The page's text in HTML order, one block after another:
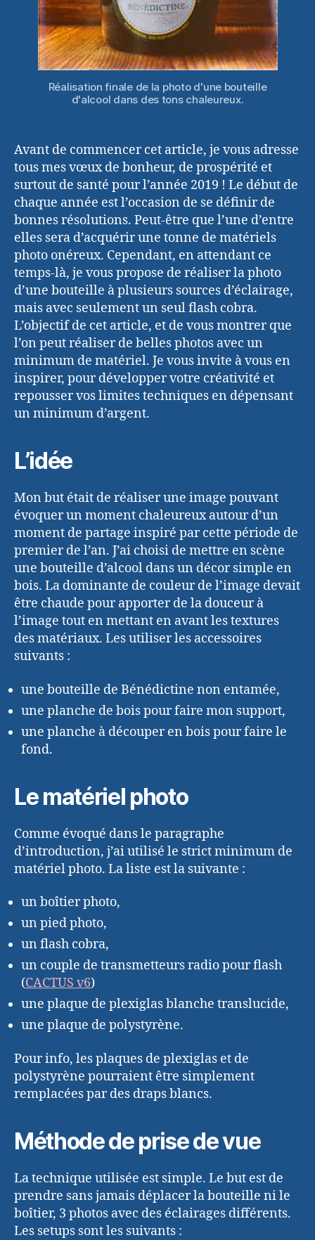
Réalisation finale de la photo d'une bouteille
d'alcool dans des tons chaleureux.
Avant de commencer cet article, je vous adresse
tous mes vœux de bonheur, de prospérité et
surtout de santé pour l’année 2019 ! Le début de
chaque année est l’occasion de se définir de
bonnes résolutions. Peut-être que l’une d’entre
elles sera d’acquérir une tonne de matériels
photo onéreux. Cependant, en attendant ce
temps-là, je vous propose de réaliser la photo
d’une bouteille à plusieurs sources d’éclairage,
mais avec seulement un seul flash cobra.
L’objectif de cet article, et de vous montrer que
l’on peut réaliser de belles photos avec un
minimum de matériel. Je vous invite à vous en
inspirer, pour développer votre créativité et
repousser vos limites techniques en dépensant
un minimum d’argent.
L’idée
Mon but était de réaliser une image pouvant
évoquer un moment chaleureux autour d’un
moment de partage inspiré par cette période de
premier de l’an. J’ai choisi de mettre en scène
une bouteille d’alcool dans un décor simple en
bois. La dominante de couleur de l’image devait
être chaude pour apporter de la douceur à
l’image tout en mettant en avant les textures
des matériaux. Les utiliser les accessoires
suivants :
une bouteille de Bénédictine non entamée,
une planche de bois pour faire mon support,
une planche à découper en bois pour faire le
fond.
Le matériel photo
Comme évoqué dans le paragraphe
d’introduction, j’ai utilisé le strict minimum de
matériel photo. La liste est la suivante :
un boîtier photo,
un pied photo,
un flash cobra,
un couple de transmetteurs radio pour flash
(CACTUS v6)
une plaque de plexiglas blanche translucide,
une plaque de polystyrène.
Pour info, les plaques de plexiglas et de
polystyrène pourraient être simplement
remplacées par des draps blancs.
Méthode de prise de vue
La technique utilisée est simple. Le but est de
prendre sans jamais déplacer la bouteille ni le
boîtier, 3 photos avec des éclairages différents.
Les setups sont les suivants :